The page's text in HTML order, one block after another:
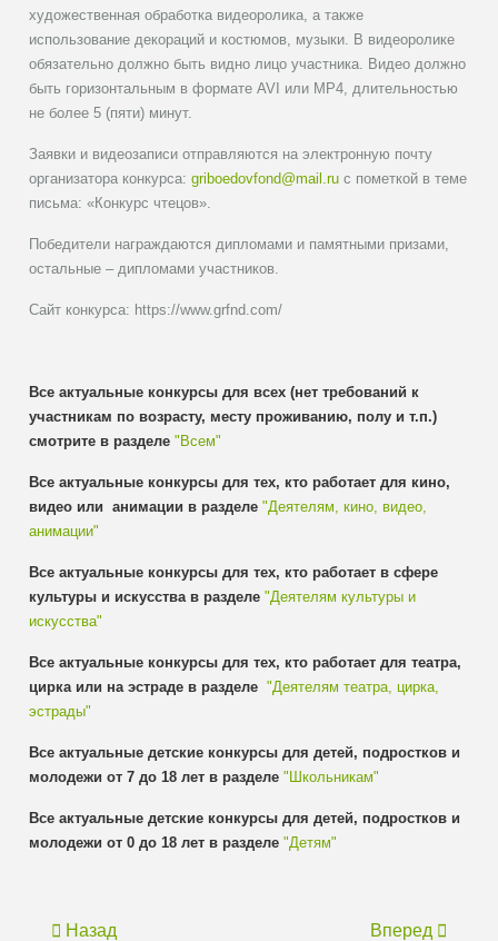
художественная обработка видеоролика, а также
использование декораций и костюмов, музыки. В видеоролике
обязательно должно быть видно лицо участника. Видео должно
быть горизонтальным в формате AVI или MP4, длительностью
не более 5 (пяти) минут.
Заявки и видеозаписи отправляются на электронную почту
организатора конкурса:griboedovfond@mail.ru с пометкой в теме
письма: «Конкурс чтецов».
Победители награждаются дипломами и памятными призами,
остальные – дипломами участников.
Сайт конкурса: https://www.grfnd.com/
Все актуальные конкурсы для всех (нет требований к
участникам по возрасту, месту проживанию, полу и т.п.)
смотрите в разделе"Всем"
Все актуальные конкурсы для тех, кто работает для кино,
видео или анимации в разделе"Деятелям, кино, видео,
анимации"
Все актуальные конкурсы для тех, кто работает в сфере
культуры и искусства в разделе"Деятелям культуры и
искусства"
Все актуальные конкурсы для тех, кто работает для театра,
цирка или на эстраде в разделе"Деятелям театра, цирка,
эстрады"
Все актуальные детские конкурсы для детей, подростков и
молодежи от 7 до 18 лет в разделе"Школьникам"
Все актуальные детские конкурсы для детей, подростков и
молодежи от 0 до 18 лет в разделе"Детям"
Назад Вперед